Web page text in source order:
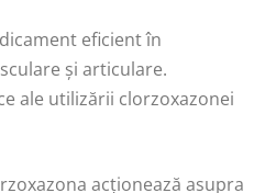
eficient în
și articulare.
ale utilizării clorzoxazonei
acționează asupra